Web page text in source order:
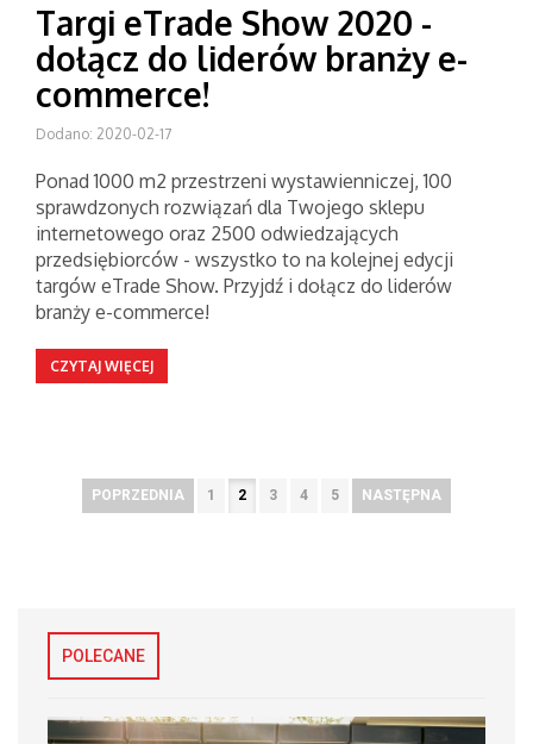
Targi eTrade Show 2020 -
dołącz do liderów branży e-
commerce!
Dodano: 2020-02-17
Ponad 1000 m2 przestrzeni wystawienniczej, 100
sprawdzonych rozwiązań dla Twojego sklepu
internetowego oraz 2500 odwiedzających
przedsiębiorców - wszystko to na kolejnej edycji
targów eTrade Show. Przyjdź i dołącz do liderów
branży e-commerce!
CZYTAJ WIĘCEJ
POPRZEDNIA 1 2 3 4 5 NASTĘPNA
POLECANE